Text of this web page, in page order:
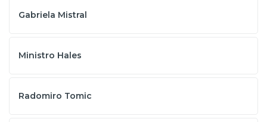
Gabriela Mistral
Ministro Hales
Radomiro Tomic